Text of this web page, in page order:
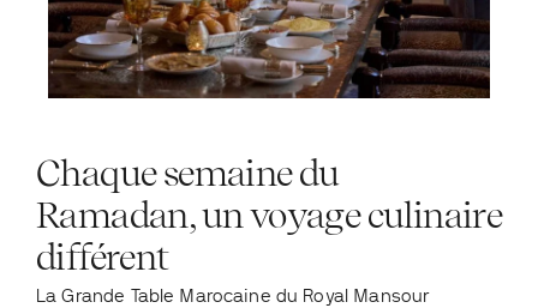
Chaque semaine du
Ramadan, un voyage culinaire
différent
La Grande Table Marocaine du Royal Mansour